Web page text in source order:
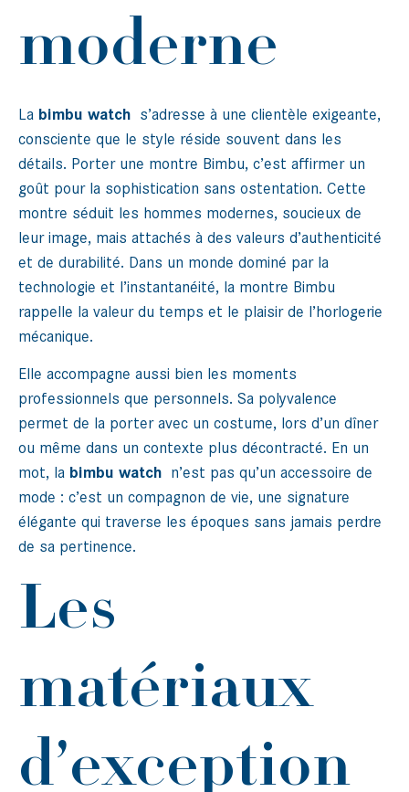
moderne
La bimbu watch s’adresse à une clientèle exigeante,
consciente que le style réside souvent dans les
détails. Porter une montre Bimbu, c’est affirmer un
goût pour la sophistication sans ostentation. Cette
montre séduit les hommes modernes, soucieux de
leur image, mais attachés à des valeurs d’authenticité
et de durabilité. Dans un monde dominé par la
technologie et l’instantanéité, la montre Bimbu
rappelle la valeur du temps et le plaisir de l’horlogerie
mécanique.
Elle accompagne aussi bien les moments
professionnels que personnels. Sa polyvalence
permet de la porter avec un costume, lors d’un dîner
ou même dans un contexte plus décontracté. En un
mot, la bimbu watch n’est pas qu’un accessoire de
mode : c’est un compagnon de vie, une signature
élégante qui traverse les époques sans jamais perdre
de sa pertinence.
Les
matériaux
d’exception